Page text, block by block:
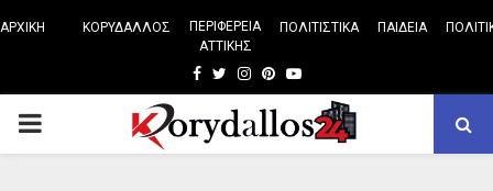
ΑΡΧΙΚΗ ΚΟΡΥΔΑΛΛΟΣ
ΠΕΡΙΦΕΡΕΙΑ
ΑΤΤΙΚΗΣ
ΠΟΛΙΤΙΣΤΙΚΑ ΠΑΙΔΕΙΑ
Facebook
TwitterInstagram
Pinterest
Youtube
PRIMARY